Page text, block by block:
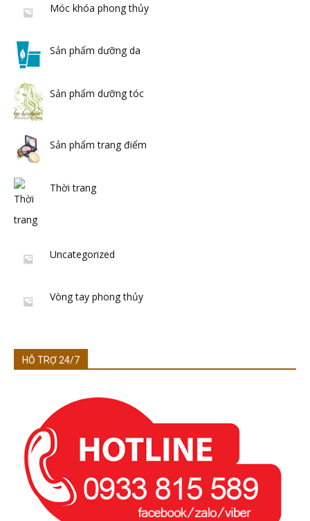
Móc khóa phong thủy
Sản phẩm dưỡng da
Sản phẩm dưỡng tóc
Sản phẩm trang điểm
Thời trang
Uncategorized
Vòng tay phong thủy
HỖ TRỢ 24/7